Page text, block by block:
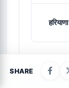
हरियाणा
SHARE